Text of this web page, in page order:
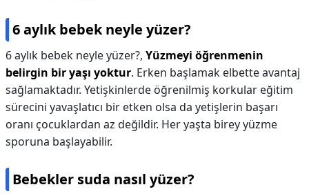
6 aylık bebek neyle yüzer?
6 aylık bebek neyle yüzer?, Yüzmeyi öğrenmenin
belirgin bir yaşı yoktur. Erken başlamak elbette avantaj
sağlamaktadır. Yetişkinlerde öğrenilmiş korkular eğitim
sürecini yavaşlatıcı bir etken olsa da yetişlerin başarı
oranı çocuklardan az değildir. Her yaşta birey yüzme
sporuna başlayabilir.
Bebekler suda nasıl yüzer?